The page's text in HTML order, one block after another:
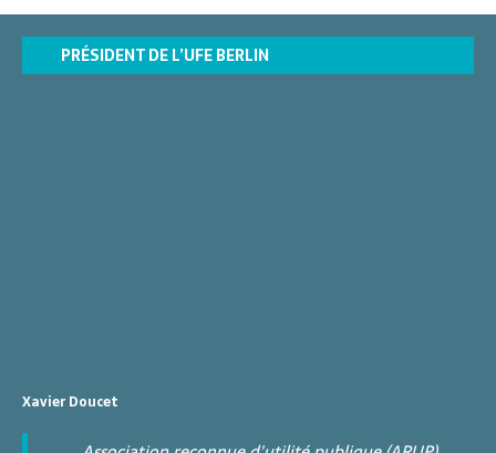
PRÉSIDENT DE L’UFE BERLIN
Xavier Doucet